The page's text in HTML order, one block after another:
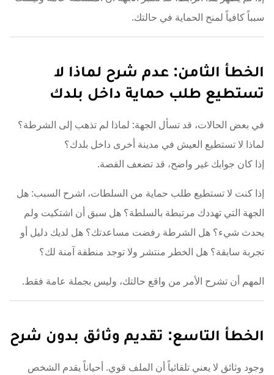
سبباً كافياً لمنح الحماية في حالتك.
الخطأ الثامن: عدم شرح لماذا لا
تستطيع طلب حماية داخل بلدك
في بعض الحالات، قد تسأل الجهة: لماذا لم تذهب إلى الشرطة؟
لماذا لا تستطيع العيش في مدينة أخرى داخل بلدك؟
إذا كان جوابك غير واضح، قد تضعف القصة.
إذا كنت لا تستطيع طلب حماية من السلطات، اشرح السبب: هل
الجهة التي تهددك مرتبطة بالسلطة؟ هل سبق أن اشتكيت ولم
يحدث شيء؟ هل الشرطة رفضت مساعدتك؟ هل لديك دليل أو
تجربة سابقة؟ هل الخطر منتشر ولا توجد منطقة آمنة لك؟
المهم أن تشرح الأمر من واقع حالتك، وليس بجملة عامة فقط.
الخطأ التاسع: تقديم وثائق بدون شرح
وجود وثائق لا يعني تلقائياً أن الملف قوي. أحياناً يقدم الشخص